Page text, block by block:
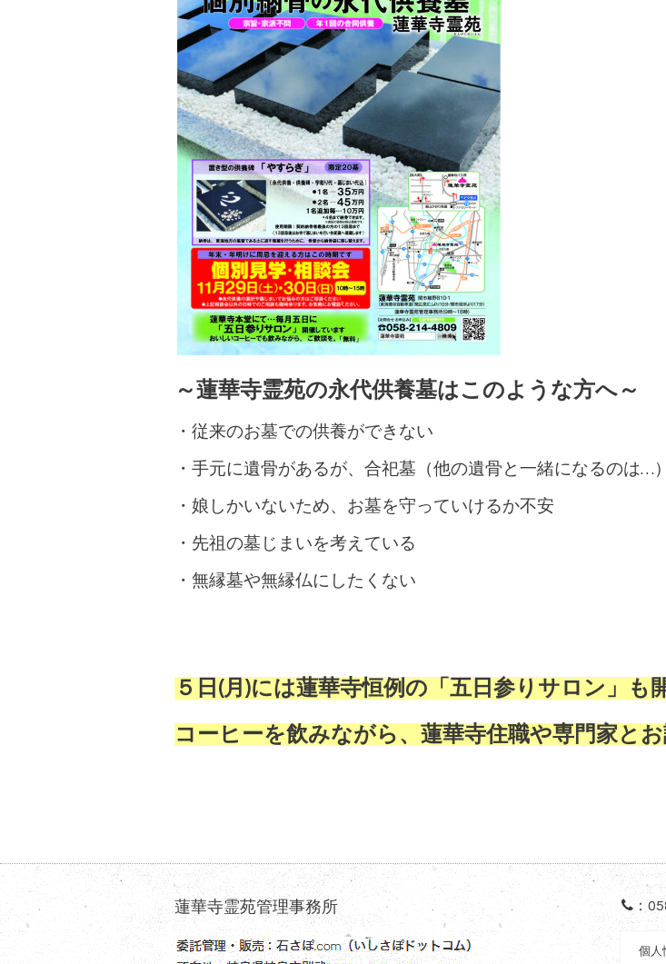
～蓮華寺霊苑の永代供養墓はこのような方へ～
・従来のお墓での供養ができない
・手元に遺骨があるが、合祀墓（他の遺骨と一緒になるのは…
・娘しかいないため、お墓を守っていけるか不安
・先祖の墓じまいを考えている
・無縁墓や無縁仏にしたくない
５日(月)には蓮華寺恒例の「五日参りサロン」も
コーヒーを飲みながら、蓮華寺住職や専門家と
蓮華寺霊苑管理事務所 ：
個人